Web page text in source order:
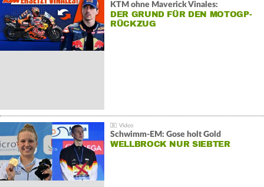
KTM ohne Maverick Vinales:
DER GRUND FÜR DEN MOTOGP-
RÜCKZUG
Schwimm-EM: Gose holt Gold
WELLBROCK NUR SIEBTER